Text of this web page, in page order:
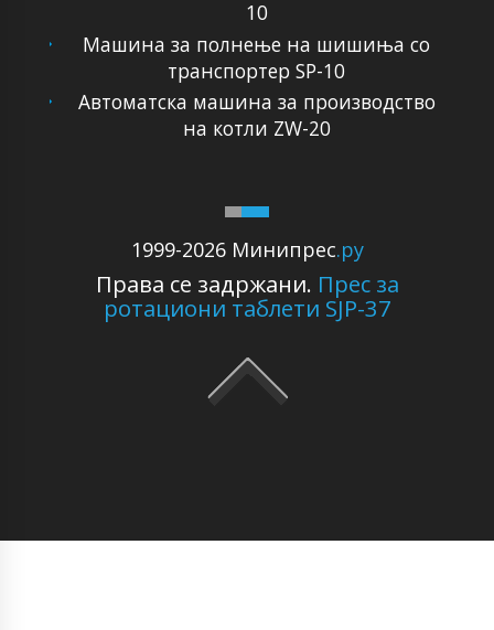
1999-2026 Минипрес.ру
Права се задржани. Прес за
ротациони таблети SJP-37
10
Машина за полнење на шишиња со
транспортер SP-10
Автоматска машина за производство
на котли ZW-20